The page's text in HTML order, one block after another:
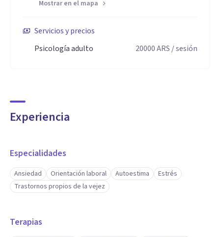
encuentro que permita rescatar y valorizar lo que es propio
Mostrar en el mapa
Servicios y precios
Psicología adulto
20000ARS / sesión
Experiencia
Especialidades
Ansiedad Orientación laboral Autoestima
Estrés
Trastornos propios de la vejez
Terapias